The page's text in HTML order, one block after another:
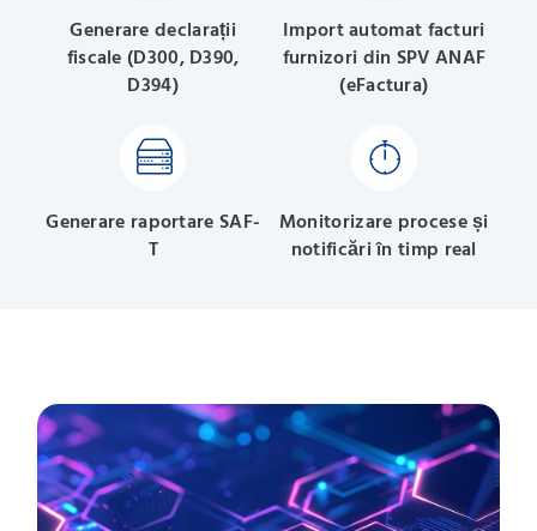
Generare declarații
fiscale (D300, D390,
D394)
Import automat facturi
furnizori din SPV ANAF
(eFactura)
Generare raportare SAF-
T
Monitorizare procese și
notificări în timp real